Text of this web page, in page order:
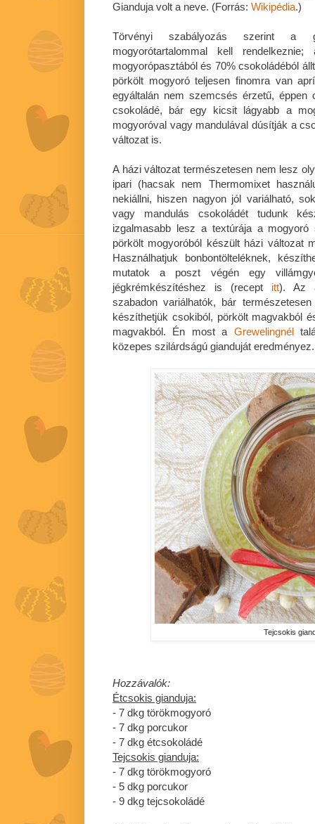
Gianduja volt a neve. (Forrás: Wikipédia.)
Törvényi szabályozás szerint a
mogyorótartalommal kell
mogyorópasztából és 70% csokoládéból
pörkölt mogyoró teljesen finomra van
egyáltalán nem szemcsés érzetű,
csokoládé, bár egy kicsit lágyabb a
mogyoróval vagy mandulával dúsítják a
változat is.
A házi változat természetesen nem lesz
ipari (hacsak nem Thermomixet
nekiállni, hiszen nagyon jól variálható,
vagy mandulás csokoládét tudunk
izgalmasabb lesz a textúrája a
pörkölt mogyoróból készült házi változat
Használhatjuk bonbontölteléknek,
mutatok a poszt végén egy
jégkrémkészítéshez is (recept itt). Az
szabadon variálhatók, bár
készíthetjük csokiból, pörkölt magvakból
magvakból. Én most a Grewelingnél
közepes szilárdságú gianduját eredményez.
Tejcsokis
Hozzávalók:
Étcsokis gianduja:
- 7 dkg törökmogyoró
- 7 dkg porcukor
- 7 dkg étcsokoládé
Tejcsokis gianduja:
- 7 dkg törökmogyoró
- 5 dkg porcukor
- 9 dkg tejcsokoládé